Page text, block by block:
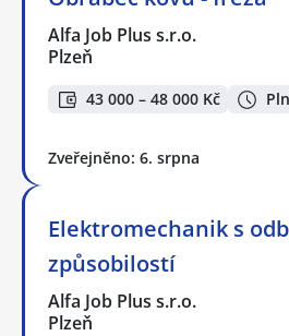
Alfa Job Plus s.r.o.
Plzeň
43 000 – 48 000 Kč
Zveřejněno: 6. srpna
Elektromechanik s
způsobilostí
Alfa Job Plus s.r.o.
Plzeň